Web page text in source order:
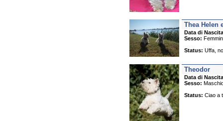
Thea Helen
Data di
Sesso:
Status: Uffa,
Theodor
Data di
Sesso:
Status: Ciao a